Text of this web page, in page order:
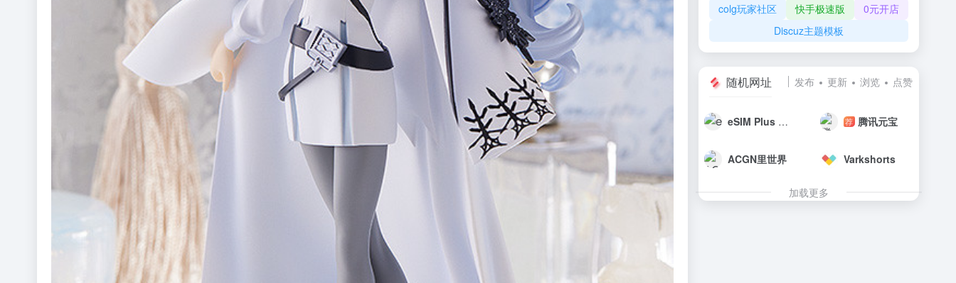
colg玩家社区
快手极速版
0元开店
Discuz主题模板
随机网址 发布 更新 浏览 点赞
eSIM Plus 移动数据套餐：为您的手机提供快速互联网 荐 腾讯元宝
ACGN里世界 Varkshorts
加载更多